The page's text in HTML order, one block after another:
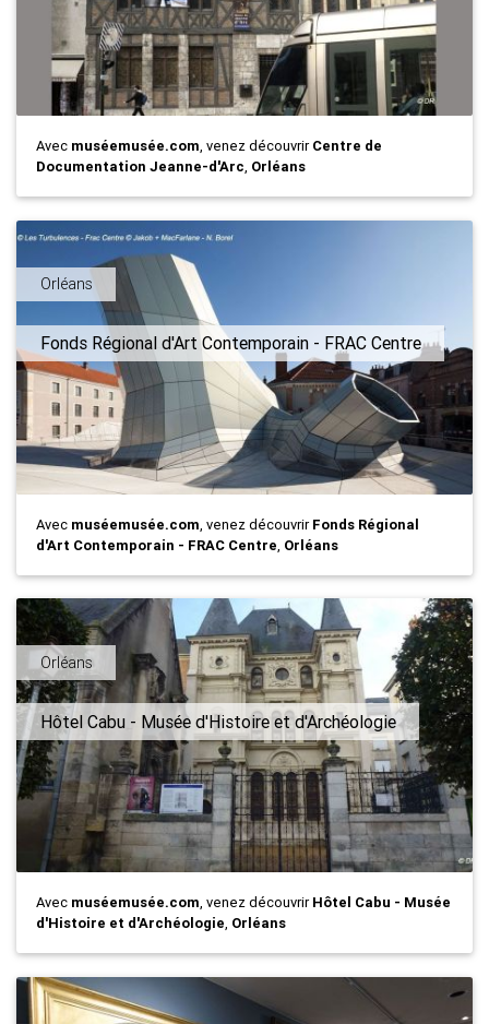
Avec muséemusée.com, venez découvrirCentre de
Documentation Jeanne-d'Arc, Orléans
Orléans
Fonds Régional d'Art Contemporain - FRAC Centre
Avec muséemusée.com, venez découvrirFonds Régional
d'Art Contemporain - FRAC Centre, Orléans
Orléans
Hôtel Cabu - Musée d'Histoire et d'Archéologie
Avec muséemusée.com, venez découvrirHôtel Cabu - Musée
d'Histoire et d'Archéologie, Orléans